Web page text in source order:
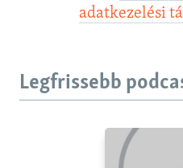
adatkezelési
Legfrissebb